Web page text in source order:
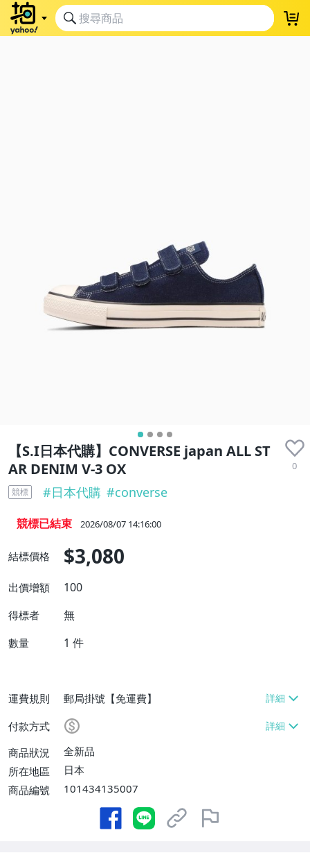
【S.I日本代購】CONVERSE japan ALL ST
AR DENIM V-3 OX
0
競標 #日本代購 #converse
競標已結束 2026/08/07 14:16:00
結標價格 $3,080
出價增額 100
得標者 無
數量 1 件
運費規則
郵局掛號【免運費】
付款方式
商品狀況
全新品
所在地區
日本
商品編號
101434135007